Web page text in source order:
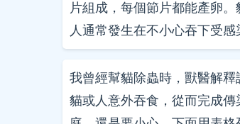
片組成，每個節片都能產卵
人通常發生在不小心吞下受
我曾經幫貓除蟲時，獸醫解
貓或人意外吞食，從而完成